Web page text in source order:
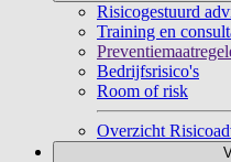
Risicogestuurd
Training en
Bedrijfsrisico's
Room of risk
Overzicht